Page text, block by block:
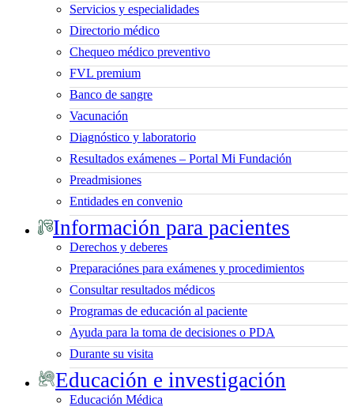
Servicios y especialidades
Directorio médico
Chequeo médico preventivo
FVL premium
Banco de sangre
Vacunación
Diagnóstico y laboratorio
Resultados exámenes – Portal Mi Fundación
Preadmisiones
Entidades en convenio
Información para pacientes
Derechos y deberes
Preparaciónes para exámenes y procedimientos
Consultar resultados médicos
Programas de educación al paciente
Ayuda para la toma de decisiones o PDA
Durante su visita
Educación e investigación
Educación Médica